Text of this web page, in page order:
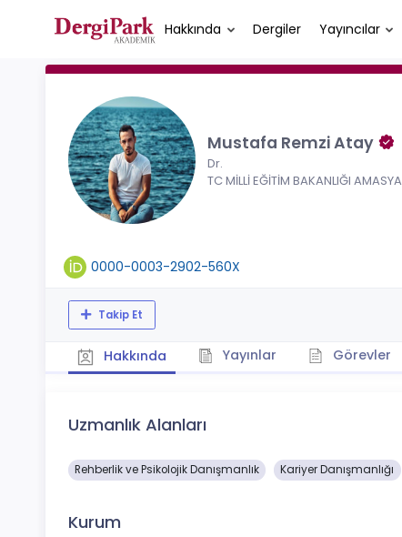
Hakkında Dergiler Yayıncılar
Mustafa Remzi Atay
Dr.
TC MİLLİ EĞİTİM BAKANLIĞI AMASYA
0000-0003-2902-560X
Takip Et
Hakkında Yayınlar Görevler
Uzmanlık Alanları
Rehberlik ve Psikolojik Danışmanlık Kariyer Danışmanlığı
Kurum